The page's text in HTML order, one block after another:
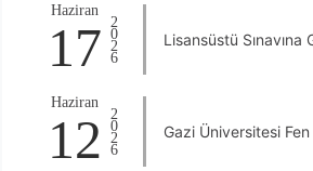
Haziran
17 2026 Lisansüstü
Haziran
12 2026 Gazi Üniversitesi